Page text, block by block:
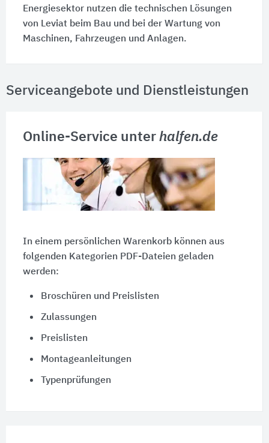
Energiesektor nutzen die technischen Lösungen
von Leviat beim Bau und bei der Wartung von
Maschinen, Fahrzeugen und Anlagen.
Serviceangebote und Dienstleistungen
Online-Service unter halfen.de
In einem persönlichen Warenkorb können aus
folgenden Kategorien PDF-Dateien geladen
werden:
Broschüren und Preislisten
Zulassungen
Preislisten
Montageanleitungen
Typenprüfungen